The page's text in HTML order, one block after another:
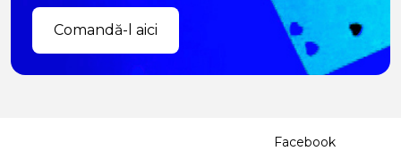
Comandă-l aici
Facebook